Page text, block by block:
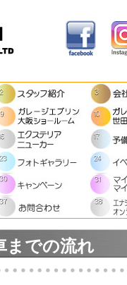
までの流れ